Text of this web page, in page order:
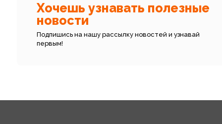
Хочешь узнавать полезные
новости
Подпишись на нашу рассылку новостей и узнавай
первым!